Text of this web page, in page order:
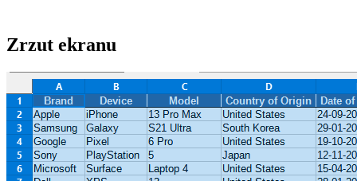
Zrzut ekranu